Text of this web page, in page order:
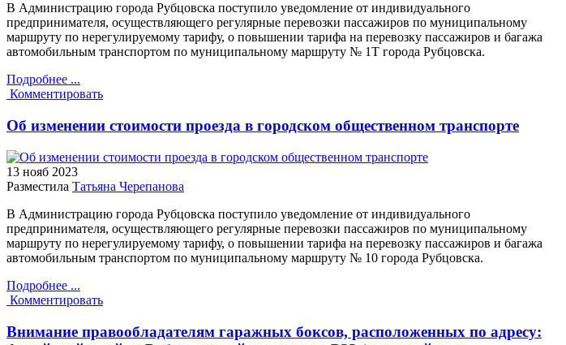
В Администрацию города Рубцовска поступило уведомление от индивидуального
предпринимателя, осуществляющего регулярные перевозки пассажиров по муниципальному
маршруту по нерегулируемому тарифу, о повышении тарифа на перевозку пассажиров и багажа
автомобильным транспортом по муниципальному маршруту № 1Т города Рубцовска.
Подробнее ...
Комментировать
Об изменении стоимости проезда в городском общественном транспорте
13 нояб 2023
Разместила Татьяна Черепанова
В Администрацию города Рубцовска поступило уведомление от индивидуального
предпринимателя, осуществляющего регулярные перевозки пассажиров по муниципальному
маршруту по нерегулируемому тарифу, о повышении тарифа на перевозку пассажиров и багажа
автомобильным транспортом по муниципальному маршруту № 10 города Рубцовска.
Подробнее ...
Комментировать
Внимание правообладателям гаражных боксов, расположенных по адресу: